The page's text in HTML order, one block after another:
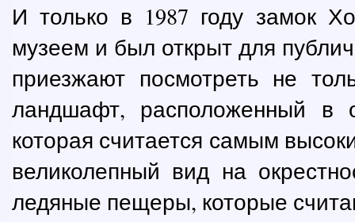
И только в 1987 году замок
музеем и был открыт для
приезжают посмотреть не
ландшафт, расположенный в
которая считается самым
великолепный вид на
ледяные пещеры, которые